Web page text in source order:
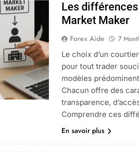
Les
Market Maker
Forex Aide 7
Le choix d’un
pour tout trader
modèles
Chacun offre des
transparence,
Comprendre ces
En savoir plus